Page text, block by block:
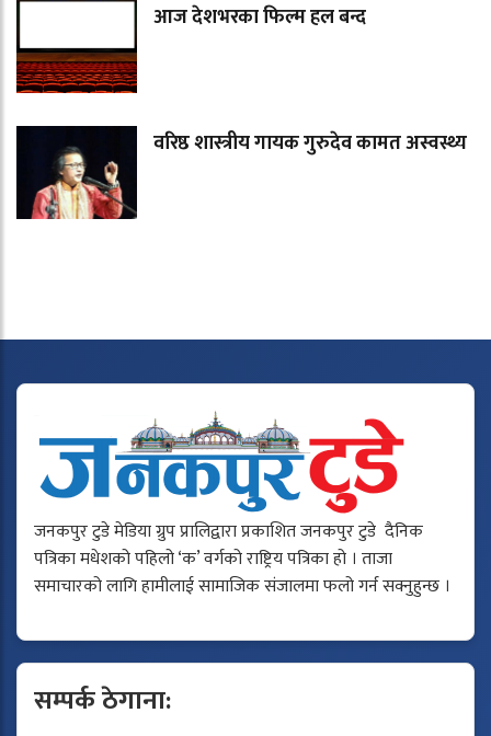
आज देशभरका फिल्म हल बन्द
वरिष्ठ शास्त्रीय गायक गुरुदेव कामत अस्वस्थ्य
जनकपुर टुडे मेडिया ग्रुप प्रालिद्वारा प्रकाशित जनकपुर टुडे दैनिक
पत्रिका मधेशको पहिलो ‘क’ वर्गको राष्ट्रिय पत्रिका हो । ताजा
समाचारको लागि हामीलाई सामाजिक संजालमा फलो गर्न सक्नुहुन्छ ।
सम्पर्क ठेगाना: